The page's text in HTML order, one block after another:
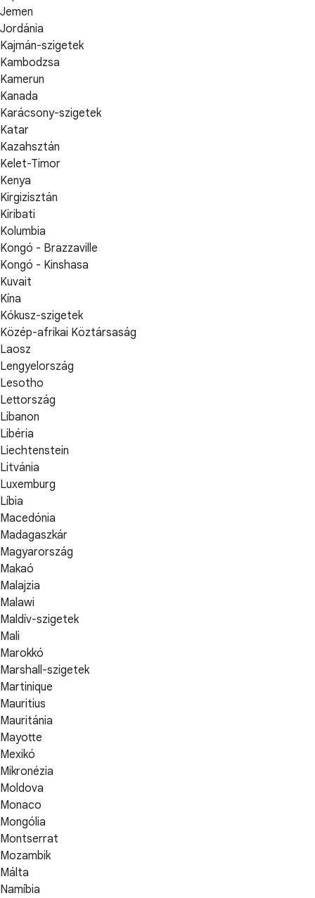
Jemen
Jordánia
Kajmán-szigetek
Kambodzsa
Kamerun
Kanada
Karácsony-szigetek
Katar
Kazahsztán
Kelet-Timor
Kenya
Kirgizisztán
Kiribati
Kolumbia
Kongó - Brazzaville
Kongó - Kinshasa
Kuvait
Kína
Kókusz-szigetek
Közép-afrikai Köztársaság
Laosz
Lengyelország
Lesotho
Lettország
Libanon
Libéria
Liechtenstein
Litvánia
Luxemburg
Líbia
Macedónia
Madagaszkár
Magyarország
Makaó
Malajzia
Malawi
Maldív-szigetek
Mali
Marokkó
Marshall-szigetek
Martinique
Mauritius
Mauritánia
Mayotte
Mexikó
Mikronézia
Moldova
Monaco
Mongólia
Montserrat
Mozambik
Málta
Namíbia